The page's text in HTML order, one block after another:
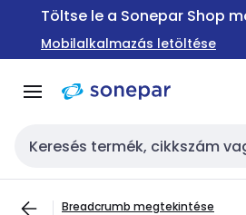
Ugrás a
Ugrás a
tartalomra
Töltse le a Sonepar Shop
Mobilalkalmazás letöltése
Keresési bemenet
Breadcrumb megtekintése